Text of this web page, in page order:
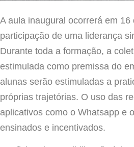
A aula inaugural ocorrerá em 16
participação de uma liderança
Durante toda a formação, a
estimulada como premissa do
alunas serão estimuladas a
próprias trajetórias. O uso das
aplicativos como o Whatsapp e
ensinados e incentivados.